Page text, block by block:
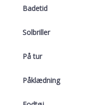
Badetid
Solbriller
På tur
Påklædning